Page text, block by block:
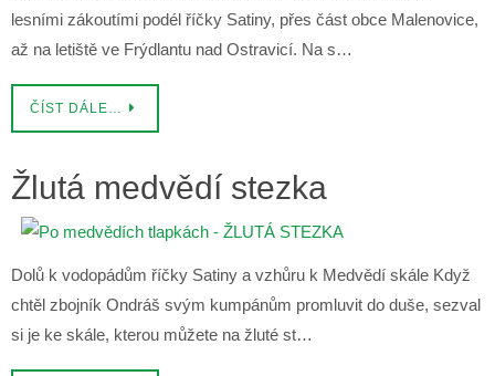
lesními zákoutími podél říčky Satiny, přes část obce Malenovice,
až na letiště ve Frýdlantu nad Ostravicí. Na s…
ČÍST DÁLE…
Žlutá medvědí stezka
Dolů k vodopádům říčky Satiny a vzhůru k Medvědí skále Když
chtěl zbojník Ondráš svým kumpánům promluvit do duše, sezval
si je ke skále, kterou můžete na žluté st…